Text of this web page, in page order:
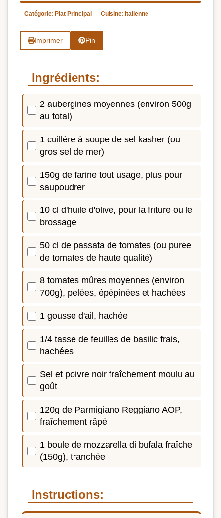
Catégorie: Plat Principal Cuisine: Italienne
Imprimer Pin
Ingrédients:
2 aubergines moyennes (environ 500g
au total)
1 cuillère à soupe de sel kasher (ou
gros sel de mer)
150g de farine tout usage, plus pour
saupoudrer
10 cl d'huile d'olive, pour la friture ou le
brossage
50 cl de passata de tomates (ou purée
de tomates de haute qualité)
8 tomates mûres moyennes (environ
700g), pelées, épépinées et hachées
1 gousse d'ail, hachée
1/4 tasse de feuilles de basilic frais,
hachées
Sel et poivre noir fraîchement moulu au
goût
120g de Parmigiano Reggiano AOP,
fraîchement râpé
1 boule de mozzarella di bufala fraîche
(150g), tranchée
Instructions: